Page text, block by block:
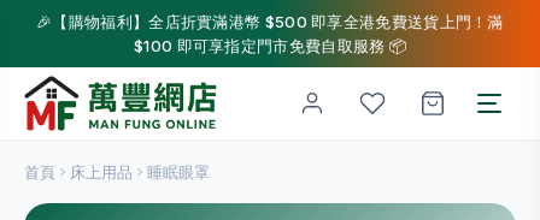
🎉【購物福利】全店折實滿港幣 $500 即享全港免費送貨上門！滿
$100 即可享指定門市免費自取服務 📦
首頁 床上用品 睡眠眼罩